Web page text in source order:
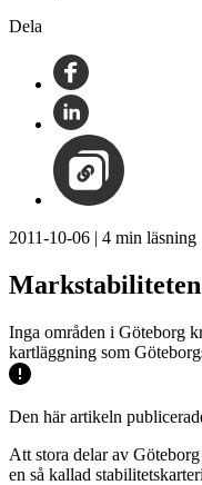
Dela
2011-10-06 | 4 min läsning
Inga områden i Göteborg
kartläggning som
Den här artikeln
Att stora delar av
en så kallad